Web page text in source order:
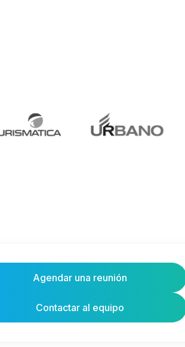
Agendar una reunión
Contactar al equipo